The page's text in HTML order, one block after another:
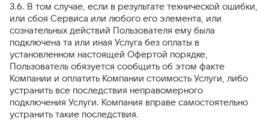
3.6. В том случае, если в результате технической ошибки,
или сбоя Сервиса или любого его элемента, или
сознательных действий Пользователя ему была
подключена та или иная Услуга без оплаты в
установленном настоящей Офертой порядке,
Пользователь обязуется сообщить об этом факте
Компании и оплатить Компании стоимость Услуги, либо
устранить все последствия неправомерного
подключения Услуги. Компания вправе самостоятельно
устранить такие последствия.